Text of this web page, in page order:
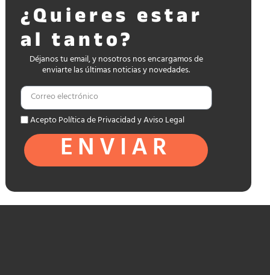
¿Quieres estar
al tanto?
Déjanos tu email, y nosotros nos encargamos de
enviarte las últimas noticias y novedades.
Acepto Política de Privacidad y Aviso Legal
ENVIAR